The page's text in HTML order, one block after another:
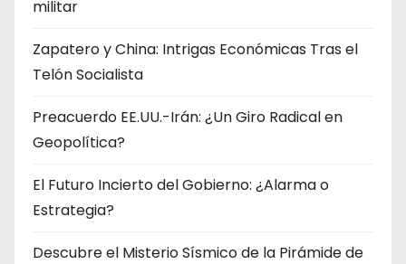
militar
Zapatero y China: Intrigas Económicas Tras el
Telón Socialista
Preacuerdo EE.UU.-Irán: ¿Un Giro Radical en
Geopolítica?
El Futuro Incierto del Gobierno: ¿Alarma o
Estrategia?
Descubre el Misterio Sísmico de la Pirámide de